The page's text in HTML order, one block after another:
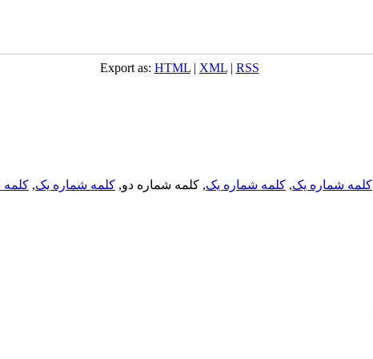
Export as: HTML| XML| RSS
کلمه شماره یک, کلمه شماره یک, کلمه شماره دو, کلمه شماره یک, کلمه